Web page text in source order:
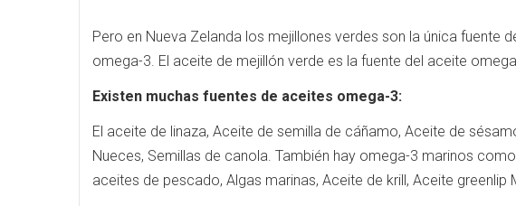
Pero en Nueva Zelanda los mejillones verdes son la única fuente
omega-3. El aceite de mejillón verde es la fuente del aceite
Existen muchas fuentes de aceites omega-3:
El aceite de linaza, Aceite de semilla de cáñamo, Aceite de
Nueces, Semillas de canola. También hay omega-3 marinos
aceites de pescado, Algas marinas, Aceite de krill, Aceite greenlip